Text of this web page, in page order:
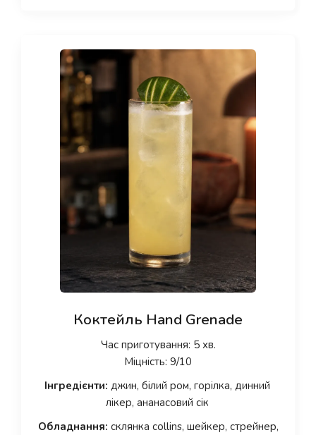
Коктейль Hand Grenade
Час приготування: 5 хв.
Міцність: 9/10
Інгредієнти: джин, білий ром, горілка, динний
лікер, ананасовий сік
Обладнання: склянка collins, шейкер, стрейнер,